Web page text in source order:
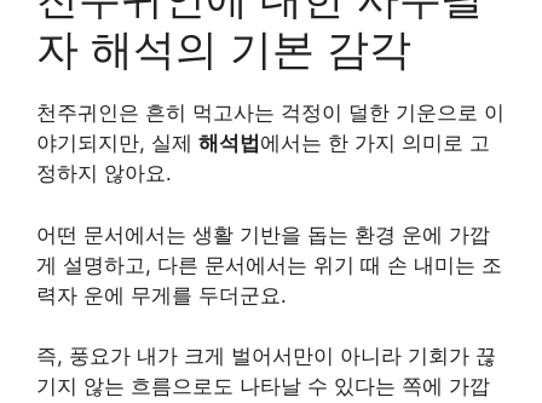
자 해석의 기본 감각
천주귀인은 흔히 먹고사는 걱정이 덜한 기운으로 이
야기되지만, 실제 해석법 에서는 한 가지 의미로 고
정하지 않아요.
어떤 문서에서는 생활 기반을 돕는 환경 운에 가깝
게 설명하고, 다른 문서에서는 위기 때 손 내미는 조
력자 운에 무게를 두더군요.
즉, 풍요가 내가 크게 벌어서만이 아니라 기회가 끊
기지 않는 흐름으로도 나타날 수 있다는 쪽에 가깝